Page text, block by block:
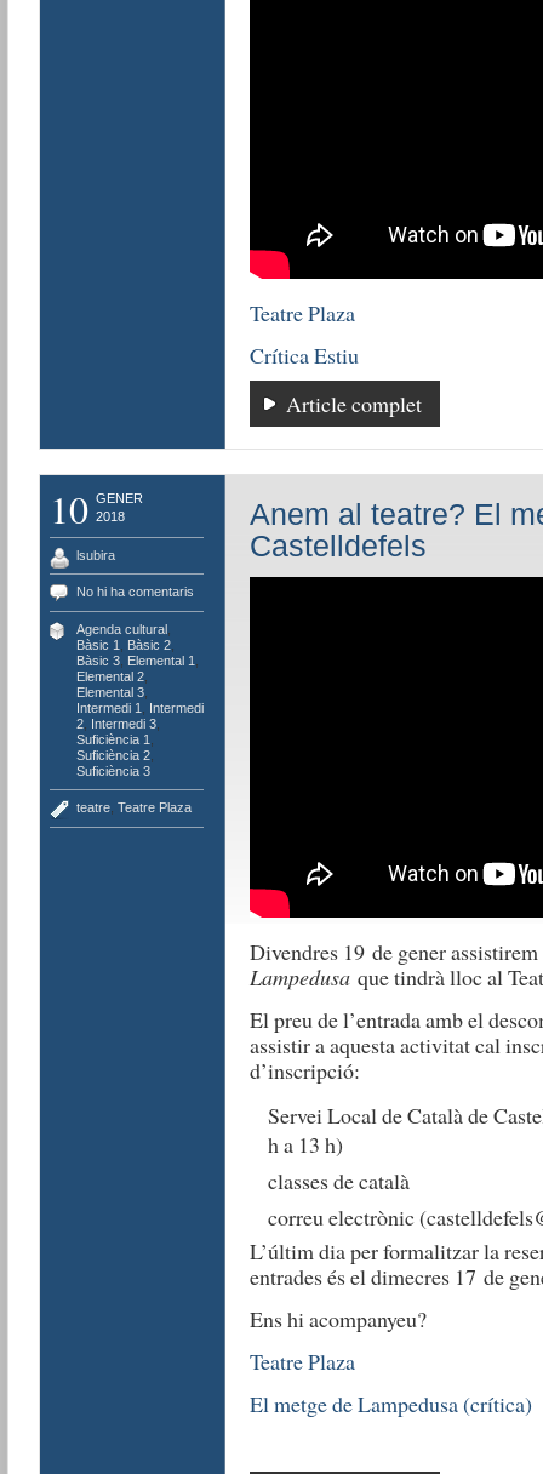
Teatre Plaza
Crítica Estiu
Article complet
10 GENER
2018
lsubira
No hi ha comentaris
Agenda cultural,
Bàsic 1
Bàsic 2,
Bàsic 3, Elemental 1
Elemental 2,
Elemental 3,
Intermedi 1
Intermedi
2, Intermedi 3,
Suficiència 1
Suficiència 2,
Suficiència 3
teatre, Teatre Plaza
Anem al teatre? El
Castelldefels
Divendres 19 de gener assistirem
Lampedusaque tindrà lloc al
El preu de l’entrada amb el
assistir a aquesta activitat cal
d’inscripció:
Servei Local de Català de
h a 13 h)
classes de català
correu electrònic
L’últim dia per formalitzar la
entrades és el dimecres 17 de
Ens hi acompanyeu?
Teatre Plaza
El metge de Lampedusa (crítica)